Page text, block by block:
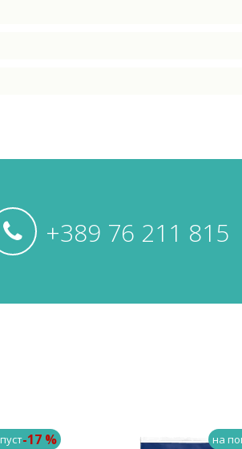
+389 76 211 815
-17 % на